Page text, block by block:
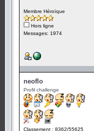
Membre Héroïque
Hors ligne
Messages: 1974
neoflo
Profil challenge
Classement : 8362/55625